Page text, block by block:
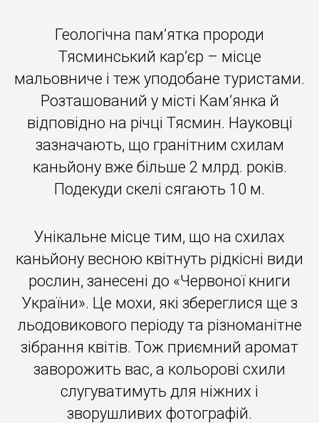
Геологічна пам’ятка пророди
Тясминський кар’єр – місце
мальовниче і теж уподобане туристами.
Розташований у місті Кам’янка й
відповідно на річці Тясмин. Науковці
зазначають, що гранітним схилам
каньйону вже більше 2 млрд. років.
Подекуди скелі сягають 10 м.
Унікальне місце тим, що на схилах
каньйону весною квітнуть рідкісні види
рослин, занесені до «Червоної книги
України». Це мохи, які збереглися ще з
льодовикового періоду та різноманітне
зібрання квітів. Тож приємний аромат
заворожить вас, а кольорові схили
слугуватимуть для ніжних і
зворушливих фотографій.